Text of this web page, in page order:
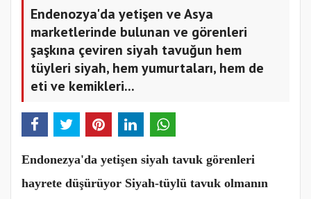
Endenozya'da yetişen ve Asya
marketlerinde bulunan ve görenleri
şaşkına çeviren siyah tavuğun hem
tüyleri siyah, hem yumurtaları, hem de
eti ve kemikleri...
Endonezya'da yetişen siyah tavuk görenleri
hayrete düşürüyor Siyah-tüylü tavuk olmanın